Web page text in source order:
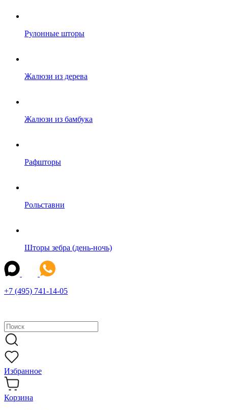
Рулонные шторы
Жалюзи из дерева
Жалюзи из бамбука
Рафшторы
Рольставни
Шторы зебра (день-ночь)
+7 (495) 741-14-05
Избранное
Корзина